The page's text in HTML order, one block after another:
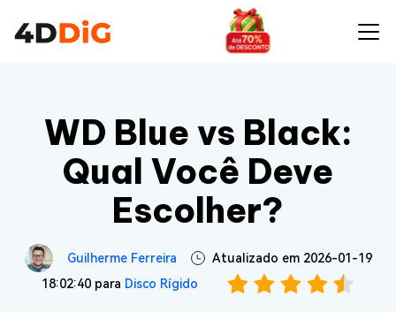
WD Blue vs Black:
Qual Você Deve
Escolher?
Guilherme Ferreira
Atualizado em 2026-01-19
18:02:40 para Disco Rígido